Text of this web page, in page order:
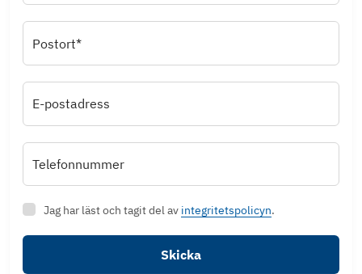
Postort*
E-postadress
Telefonnummer
Jag har läst och tagit del av integritetspolicyn.
Skicka